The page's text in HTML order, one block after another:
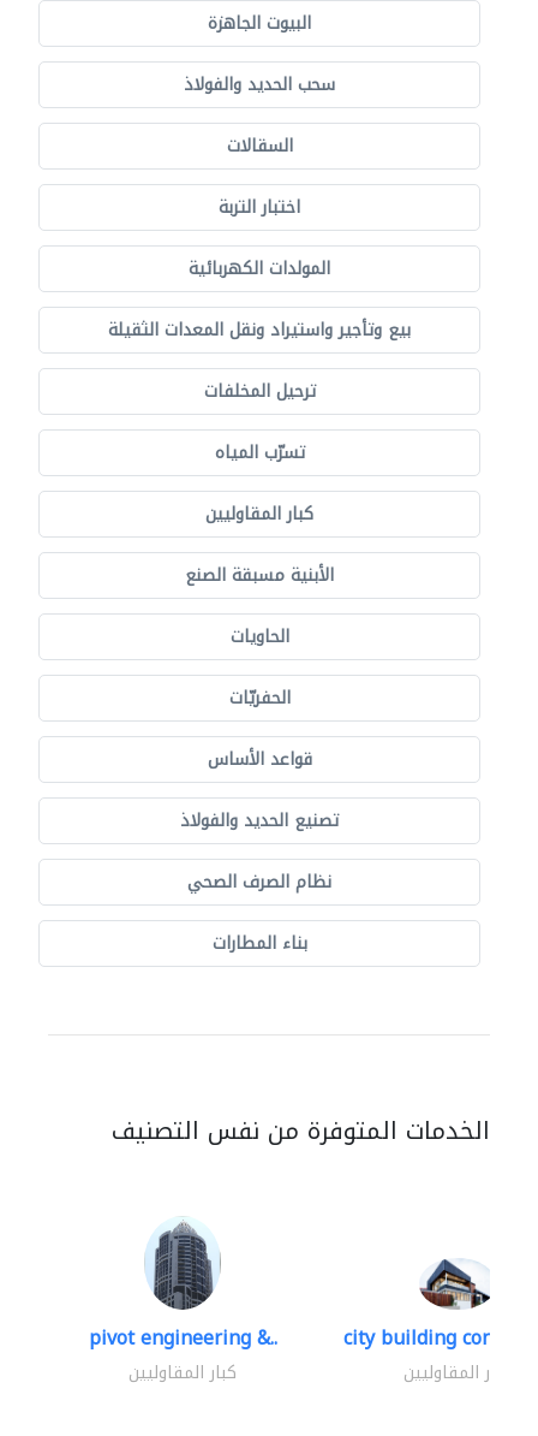
البيوت الجاهزة
سحب الحديد والفولاذ
السقالات
اختبار التربة
المولدات الكهربائية
بيع وتأجير واستيراد ونقل المعدات الثقيلة
ترحيل المخلفات
تسرّب المياه
كبار المقاوليين
الأبنية مسبقة الصنع
الحاويات
الحفريّات
قواعد الأساس
تصنيع الحديد والفولاذ
نظام الصرف الصحي
بناء المطارات
الخدمات المتوفرة من نفس التصنيف
pivot engineering &..
كبار المقاوليين
city building
كبار المقاوليين